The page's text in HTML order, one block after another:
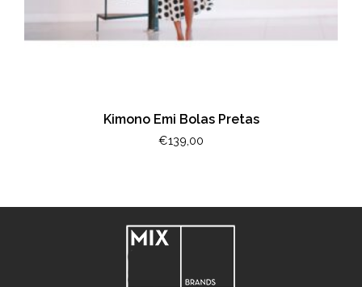
Kimono Emi Bolas Pretas
€139,00